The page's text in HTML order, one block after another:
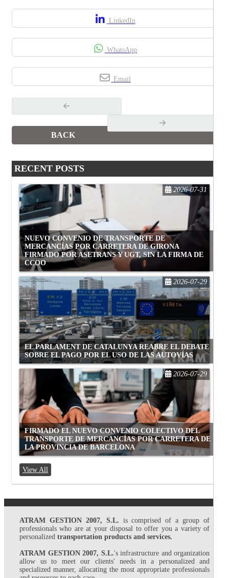
LinkedIn
WhatsApp
Email
BACK
RECENT POSTS
NUEVO CONVENIO DE TRANSPORTE DE
MERCANCÍAS POR CARRETERA DE GIRONA
FIRMADO POR ASETRANS Y UGT, SIN LA FIRMA DE
CCOO
2026-07-31
EL PARLAMENT DE CATALUNYA REABRE EL DEBATE
SOBRE EL PAGO POR EL USO DE LAS AUTOVÍAS
2026-07-29
FIRMADO EL NUEVO CONVENIO COLECTIVO DEL
TRANSPORTE DE MERCANCÍAS POR CARRETERA DE
LA PROVINCIA DE BARCELONA
2026-07-29
View All
ATRAM GESTION 2007, S.L. is comprised of a group of
professionals who are at your disposal to offer you a variety of
personalized transportation products and services.
ATRAM GESTION 2007, S.L.'s infrastructure and organization
allow us to meet our clients' needs in a personalized and
specialized manner, allocating the most appropriate professionals